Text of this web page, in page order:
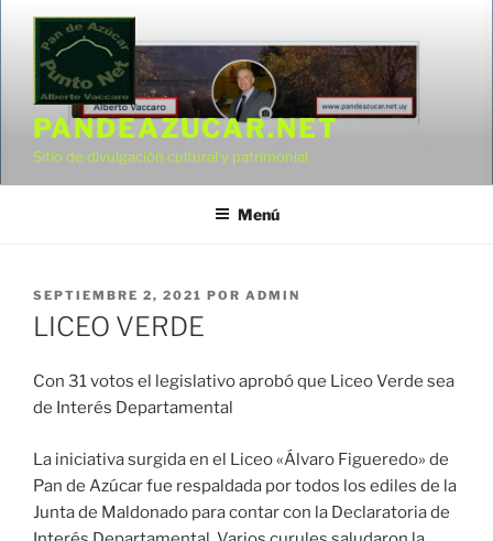
Saltar
contenido
PANDEAZUCAR.NET
Sitio de divulgación cultural y patrimonial
Menú
PUBLICADO
EL
SEPTIEMBRE 2, 2021 POR ADMIN
LICEO VERDE
Con 31 votos el legislativo aprobó que Liceo Verde sea
de Interés Departamental
La iniciativa surgida en el Liceo «Álvaro Figueredo» de
Pan de Azúcar fue respaldada por todos los ediles de la
Junta de Maldonado para contar con la Declaratoria de